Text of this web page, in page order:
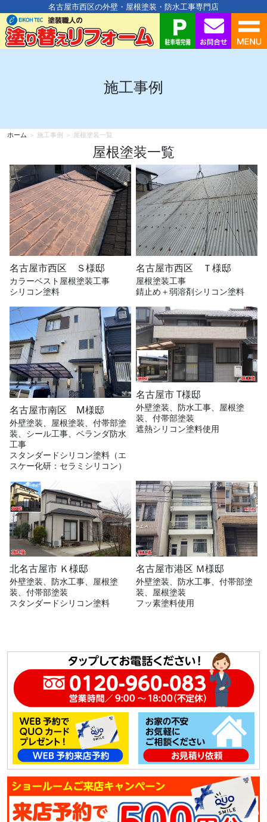
名古屋市西区の外壁・屋根塗装・防水工事専門店
施工事例
ホーム ＞ 施工事例 ＞ 屋根塗装一覧
屋根塗装一覧
名古屋市西区 Ｓ様邸
カラーベスト屋根塗装工事
シリコン塗料
名古屋市西区 Ｔ様邸
屋根塗装工事
錆止め＋弱溶剤シリコン塗料
名古屋市南区 M様邸
外壁塗装、屋根塗装、付帯部塗
装、シール工事、ベランダ防水
工事
スタンダードシリコン塗料（エ
スケー化研：セラミシリコン）
名古屋市 T様邸
外壁塗装、防水工事、屋根塗
装、付帯部塗装
遮熱シリコン塗料使用
北名古屋市 Ｋ様邸
外壁塗装、防水工事、屋根塗
装、付帯部塗装
スタンダードシリコン塗料
名古屋市港区 Ｍ様邸
外壁塗装、防水工事、付帯部塗
装、屋根塗装
フッ素塗料使用